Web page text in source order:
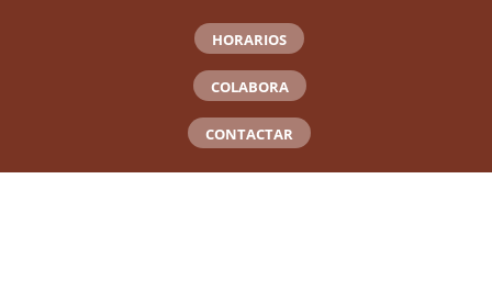
HORARIOS
COLABORA
CONTACTAR